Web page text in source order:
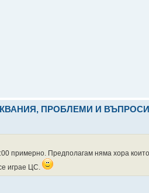
ПРОБЛЕМИ И ВЪПРОСИ
примерно. Предполагам няма хора
играе ЦС.